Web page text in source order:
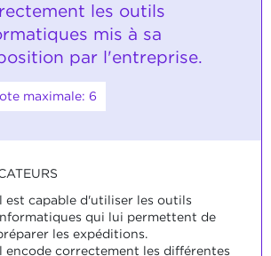
les outils
mis à sa
par l'entreprise.
maximale: 6
est capable d'utiliser les outils
qui lui permettent de
les expéditions.
encode correctement les différentes